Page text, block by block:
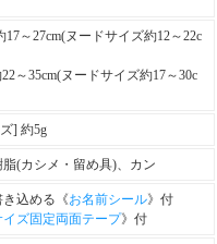
～27cm(ヌードサイズ約12～22c
～35cm(ヌードサイズ約17～30c
] 約5g
(カシメ・留め具)、カン
き込める《お名前シール》付
イズ固定両面テープ》付